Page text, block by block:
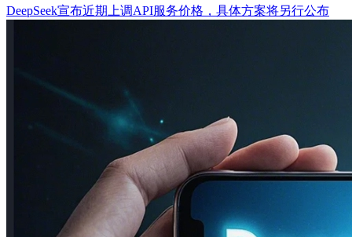
DeepSeek宣布近期上调API服务价格，具体方案将另行公布